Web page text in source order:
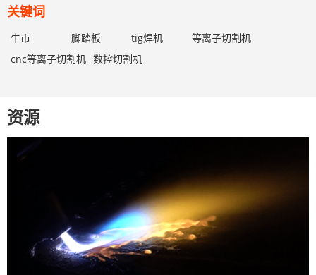
关键词
牛市 脚踏板 tig焊机
等离子切割机
cnc等离子切割机 数控切割机
资源